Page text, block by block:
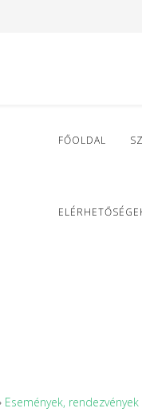
FŐOLDAL
Események, rendezvények